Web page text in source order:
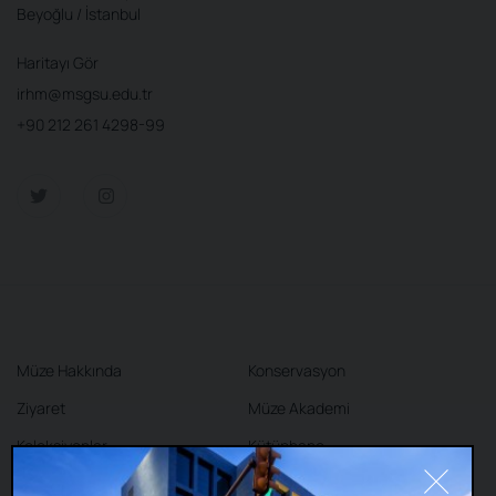
Beyoğlu / İstanbul
Haritayı Gör
irhm@msgsu.edu.tr
+90 212 261 4298-99
Müze Hakkında
Ziyaret
Koleksiyonlar
Konservasyon
Müze Akademi
Kütüphane